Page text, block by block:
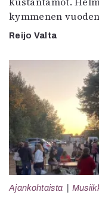
kymmenen
Reijo Valta
Ajankohtaista